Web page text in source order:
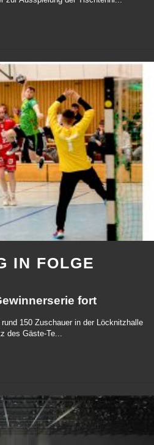
IN FOLGE
fort
150 Zuschauer in der Löcknitzhalle
des Gäste-Te...